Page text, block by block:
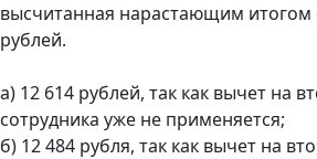
высчитанная нарастающим итогом
рублей.
а) 12 614 рублей, так как вычет на
сотрудника уже не применяется;
б) 12 484 рубля, так как вычет на